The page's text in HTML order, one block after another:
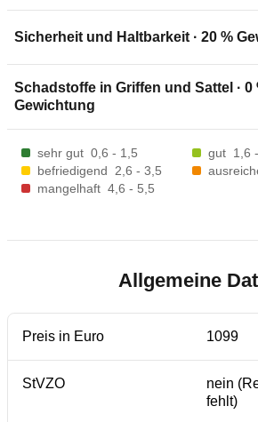
Sicherheit und Haltbarkeit · 20 %
Schadstoffe in Griffen und Sattel · 0
Gewichtung
sehr gut 0,6 - 1,5 gut 1,6
befriedigend
2,6 - 3,5
mangelhaft 4,6 - 5,5
Allgemeine
Preis in Euro 1099
StVZO
nein
fehlt)